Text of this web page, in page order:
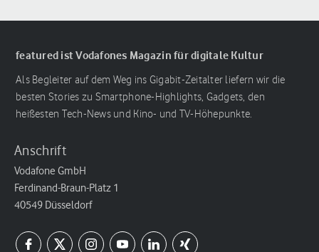
featured ist Vodafones Magazin für digitale Kultur
Als Begleiter auf dem Weg ins Gigabit-Zeitalter liefern wir die
besten Stories zu Smartphone-Highlights, Gadgets, den
heißesten Tech-News und Kino- und TV-Höhepunkte.
Anschrift
Vodafone GmbH
Ferdinand-Braun-Platz 1
40549 Düsseldorf